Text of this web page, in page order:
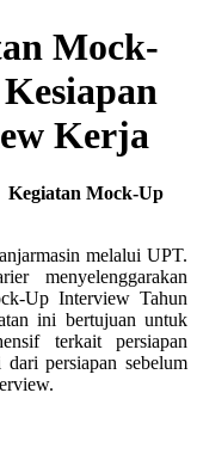
Mock-
Kerja
Kegiatan Mock-Up
melalui UPT.
menyelenggarakan
Up Interview Tahun
ini bertujuan untuk
terkaitpersiapan
persiapan sebelum